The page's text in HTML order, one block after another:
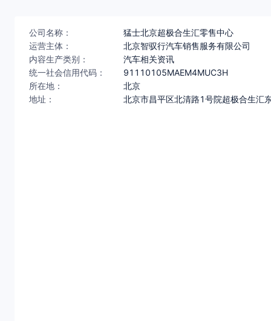
公司名称：
猛士北京超极合生汇零售中心
运营主体：
北京智驭行汽车销售服务有限公司
内容生产类别：
汽车相关资讯
统一社会信用代码：
91110105MAEM4MUC3H
所在地：
北京
地址：
北京市昌平区北清路1号院超极合生汇